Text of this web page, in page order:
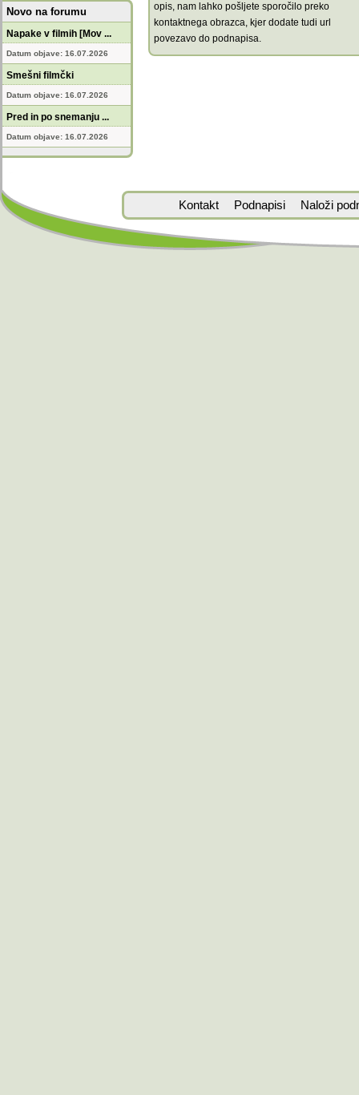
Novo na forumu
Napake v filmih [Mov ...
Datum objave: 16.07.2026
Smešni filmčki
Datum objave: 16.07.2026
Pred in po snemanju ...
Datum objave: 16.07.2026
opis, nam lahko pošljete sporočilo preko
kontaktnega obrazca, kjer dodate tudi url
povezavo do podnapisa.
Kontakt Podnapisi Naloži